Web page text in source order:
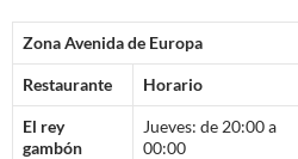
Zona Avenida de Europa
Restaurante Horario
El rey
gambón
Jueves: de 20:00 a
00:00